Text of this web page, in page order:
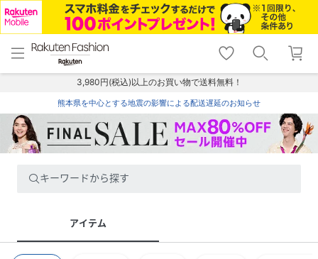
menu home
トップ
shopping_cart lock_outline
ログイン
3,980円(税込)以上のお買い物で送料無料！
熊本県を中心とする地震の影響による配送遅延のお知らせ
キーワードから探す
アイテム